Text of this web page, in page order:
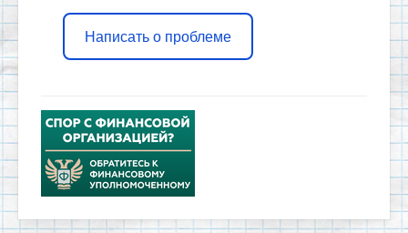
Написать о проблеме